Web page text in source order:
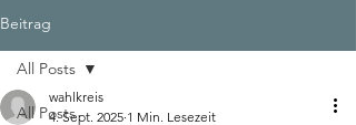
Beitrag
All Posts
All Posts
wahlkreis
4. Sept. 2025 1 Min. Lesezeit